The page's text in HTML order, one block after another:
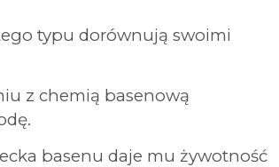
typu dorównują swoimi
z chemią basenową
basenu daje mu żywotność